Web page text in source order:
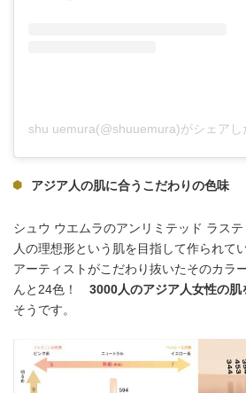
shu uemura(@shuuemura)がシェアし
アジア人の肌に合うこだわりの色味
シュウ ウエムラのアンリミテッド ラス
人の理想形という肌を目指して作られて
アーティストがこだわり抜いたそのカラ
んと24色！ 3000人のアジア人女性の肌
そうです。